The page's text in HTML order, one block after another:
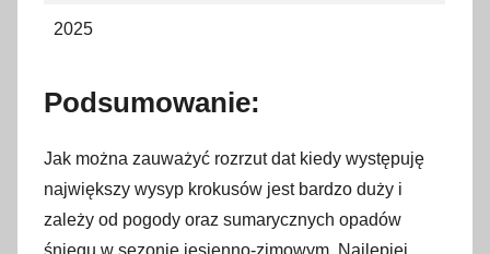
2025
Podsumowanie:
Jak można zauważyć rozrzut dat kiedy występuję
największy wysyp krokusów jest bardzo duży i
zależy od pogody oraz sumarycznych opadów
śniegu w sezonie jesienno-zimowym. Najlepiej